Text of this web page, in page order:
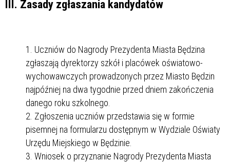
III. Zasady zgłaszania kandydatów
Uczniów do Nagrody Prezydenta Miasta Będzina
zgłaszają dyrektorzy szkół i placówek oświatowo-
wychowawczych prowadzonych przez Miasto Będzin
najpóźniej na dwa tygodnie przed dniem zakończenia
danego roku szkolnego.
Zgłoszenia uczniów przedstawia się w formie
pisemnej na formularzu dostępnym w Wydziale Oświaty
Urzędu Miejskiego w Będzinie.
Wniosek o przyznanie Nagrody Prezydenta Miasta